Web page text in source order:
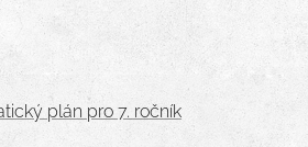
plán pro 7. ročník